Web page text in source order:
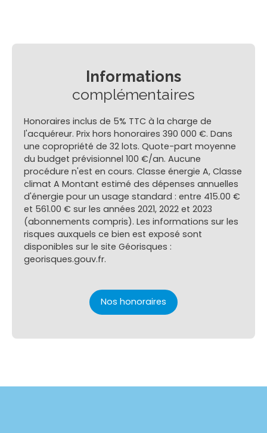
Informations
complémentaires
Honoraires inclus de 5% TTC à la charge de
l'acquéreur. Prix hors honoraires 390 000 €. Dans
une copropriété de 32 lots. Quote-part moyenne
du budget prévisionnel 100 €/an. Aucune
procédure n'est en cours. Classe énergie A, Classe
climat A Montant estimé des dépenses annuelles
d'énergie pour un usage standard : entre 415.00 €
et 561.00 € sur les années 2021, 2022 et 2023
(abonnements compris). Les informations sur les
risques auxquels ce bien est exposé sont
disponibles sur le site Géorisques :
georisques.gouv.fr.
Nos honoraires